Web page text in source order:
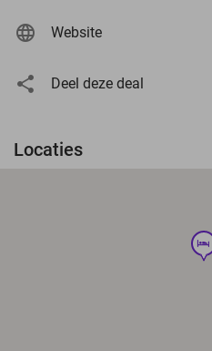
Website
Deel deze deal
Locaties
hotel